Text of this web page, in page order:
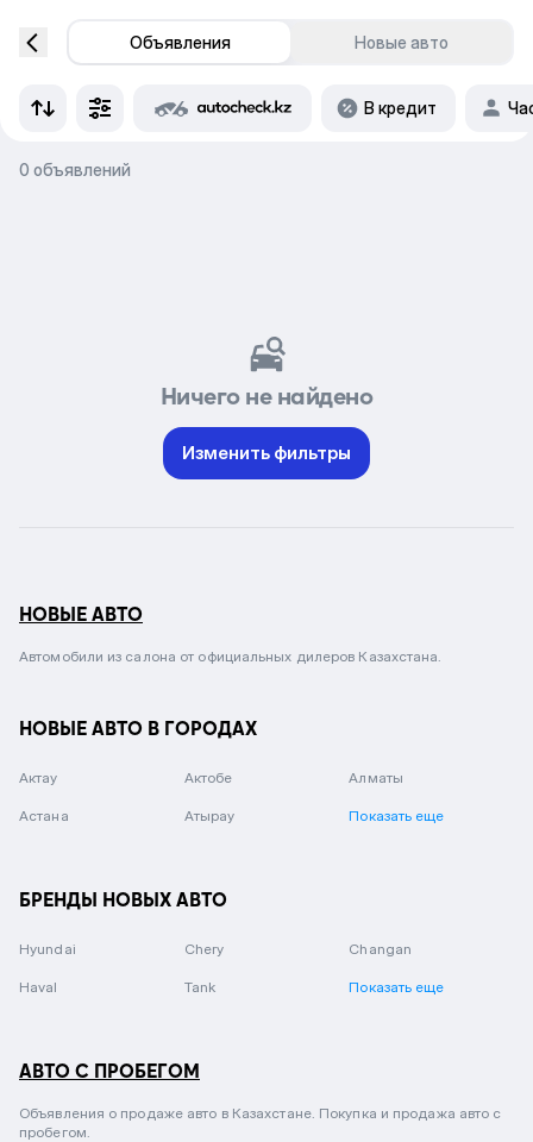
Объявления Новые авто
В кредит
0 объявлений
Ничего не найдено
Изменить фильтры
НОВЫЕ АВТО
Автомобили из салона от официальных дилеров Казахстана.
НОВЫЕ АВТО В ГОРОДАХ
Актау Актобе Алматы
Астана Атырау Показать еще
БРЕНДЫ НОВЫХ АВТО
Hyundai Chery Changan
Haval Tank Показать еще
АВТО С ПРОБЕГОМ
Объявления о продаже авто в Казахстане. Покупка и продажа авто с
пробегом.